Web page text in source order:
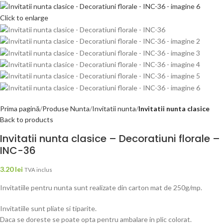
Click to enlarge
Prima pagină Produse Nunta Invitatii nunta Invitatii nunta clasice
Back to products
Invitatii nunta clasice – Decoratiuni florale –
INC-36
3.20lei TVA inclus
Invitatiile pentru nunta sunt realizate din carton mat de 250g/mp.
Invitatiile sunt pliate si tiparite.
Daca se doreste se poate opta pentru ambalare in plic colorat.